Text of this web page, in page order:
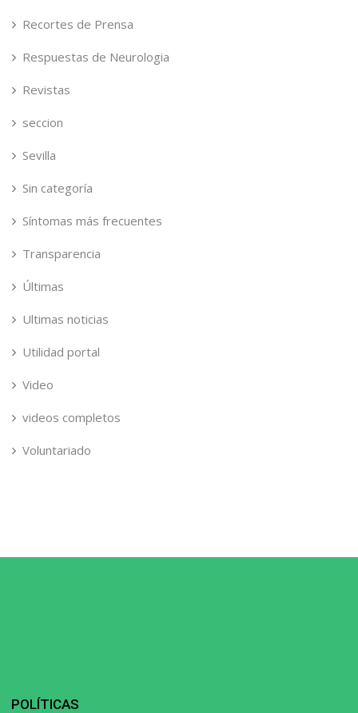
Recortes de Prensa
Respuestas de Neurologia
Revistas
seccion
Sevilla
Sin categoría
Síntomas más frecuentes
Transparencia
Últimas
Ultimas noticias
Utilidad portal
Video
videos completos
Voluntariado
POLÍTICAS